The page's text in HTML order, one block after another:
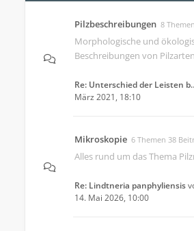
Pilzbeschreibungen 8
Morphologische und
Beschreibungen von Pilzarten
Re: Unterschied der Leisten
März 2021, 18:10
Mikroskopie 6 Themen 38
Alles rund um das Thema
Re: Lindtneria panphyliensis
14. Mai 2026, 10:00